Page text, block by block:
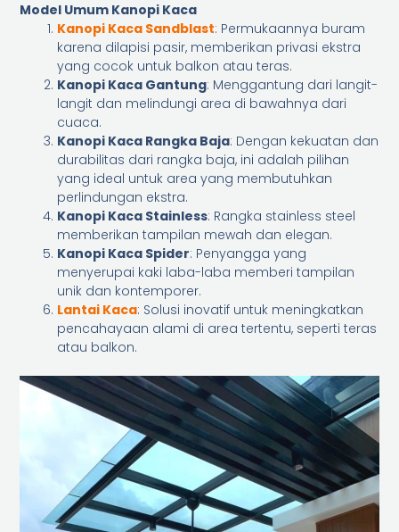
Model Umum Kanopi Kaca
Kanopi Kaca Sandblast: Permukaannya buram
karena dilapisi pasir, memberikan privasi ekstra
yang cocok untuk balkon atau teras.
Kanopi Kaca Gantung: Menggantung dari langit-
langit dan melindungi area di bawahnya dari
cuaca.
Kanopi Kaca Rangka Baja: Dengan kekuatan dan
durabilitas dari rangka baja, ini adalah pilihan
yang ideal untuk area yang membutuhkan
perlindungan ekstra.
Kanopi Kaca Stainless: Rangka stainless steel
memberikan tampilan mewah dan elegan.
Kanopi Kaca Spider: Penyangga yang
menyerupai kaki laba-laba memberi tampilan
unik dan kontemporer.
Lantai Kaca: Solusi inovatif untuk meningkatkan
pencahayaan alami di area tertentu, seperti teras
atau balkon.